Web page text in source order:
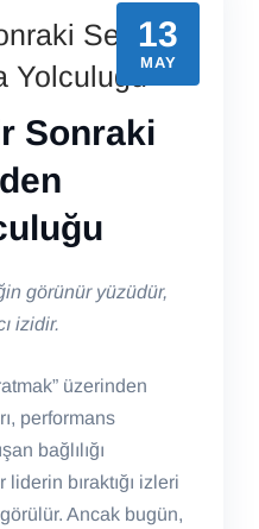
13
MAY
Seviye:
Yolculuğu
Sonraki
görünür yüzüdür,
izidir.
üzerinden
performans
bağlılığı
bıraktığı izleri
Ancak bugün,